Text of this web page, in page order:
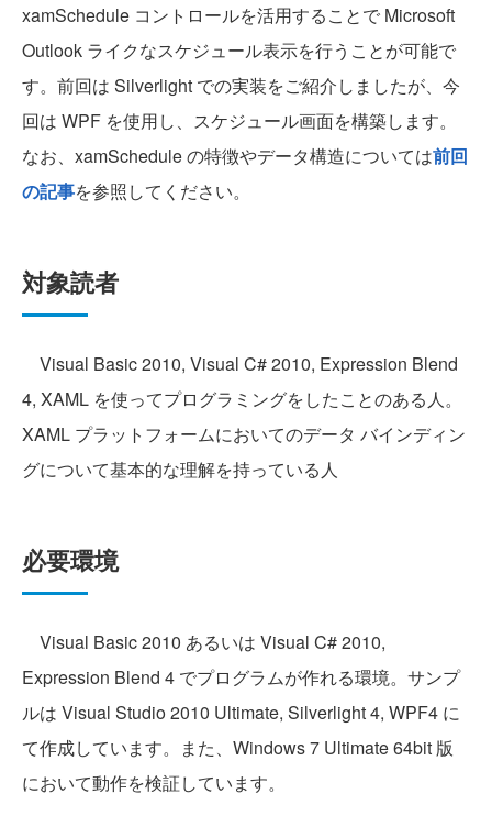
xamSchedule コントロールを活用することで Microsoft
Outlook ライクなスケジュール表示を行うことが可能で
す。前回は Silverlight での実装をご紹介しましたが、今
回は WPF を使用し、スケジュール画面を構築します。
なお、xamSchedule の特徴やデータ構造については前回
の記事を参照してください。
対象読者
Visual Basic 2010, Visual C# 2010, Expression Blend
4, XAML を使ってプログラミングをしたことのある人。
XAML プラットフォームにおいてのデータ バインディン
グについて基本的な理解を持っている人
必要環境
Visual Basic 2010 あるいは Visual C# 2010,
Expression Blend 4 でプログラムが作れる環境。サンプ
ルは Visual Studio 2010 Ultimate, Silverlight 4, WPF4 に
て作成しています。また、Windows 7 Ultimate 64bit 版
において動作を検証しています。